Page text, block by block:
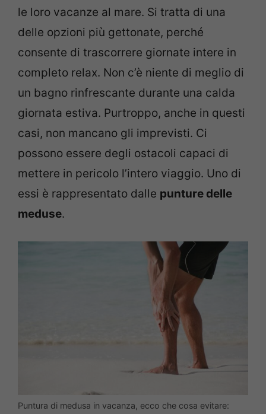
le loro vacanze al mare. Si tratta di una
delle opzioni più gettonate, perché
consente di trascorrere giornate intere in
completo relax. Non c’è niente di meglio di
un bagno rinfrescante durante una calda
giornata estiva. Purtroppo, anche in questi
casi, non mancano gli imprevisti. Ci
possono essere degli ostacoli capaci di
mettere in pericolo l’intero viaggio. Uno di
essi è rappresentato dalle punture delle
meduse.
Puntura di medusa in vacanza, ecco che cosa evitare: